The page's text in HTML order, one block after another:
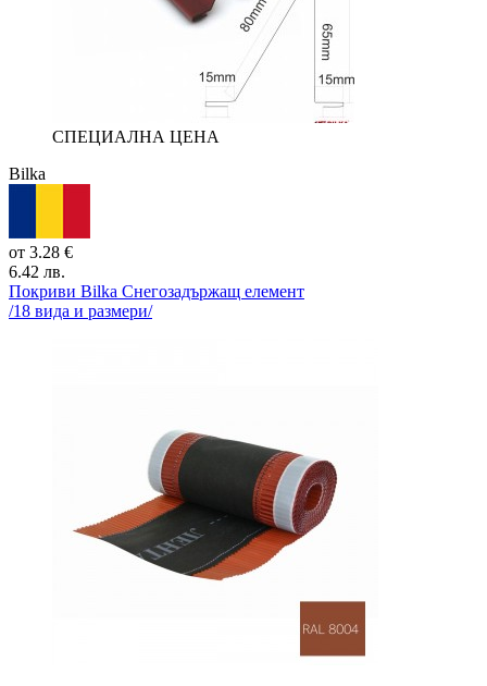
СПЕЦИАЛНА ЦЕНА
Bilka
от 3.28 €
6.42 лв.
Покриви Bilka Снегозадържащ елемент
/18 вида и размери/